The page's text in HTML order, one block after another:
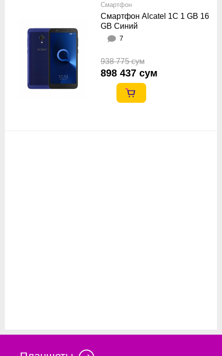
Смартфон
Смартфон Alcatel 1C 1 GB 16
GB Синий
7
938 775 сум
898 437 сум